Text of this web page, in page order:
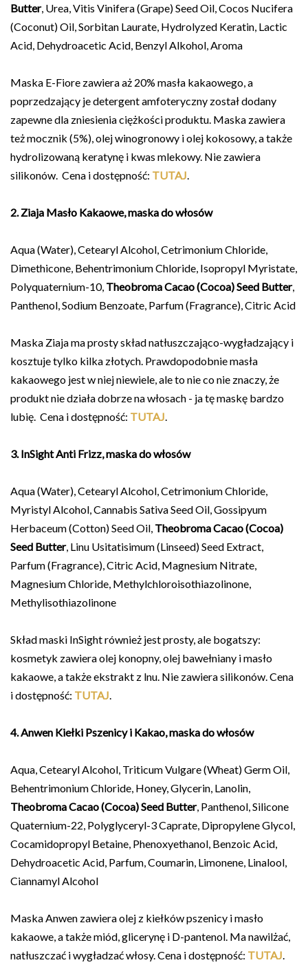
Butter, Urea, Vitis Vinifera (Grape) Seed Oil, Cocos Nucifera
(Coconut) Oil, Sorbitan Laurate, Hydrolyzed Keratin, Lactic
Acid, Dehydroacetic Acid, Benzyl Alkohol, Aroma
Maska E-Fiore zawiera aż 20% masła kakaowego, a
poprzedzający je detergent amfoteryczny został dodany
zapewne dla zniesienia ciężkości produktu. Maska zawiera
też mocznik (5%), olej winogronowy i olej kokosowy, a także
hydrolizowaną keratynę i kwas mlekowy. Nie zawiera
silikonów. Cena i dostępność: TUTAJ.
2. Ziaja Masło Kakaowe, maska do włosów
Aqua (Water), Cetearyl Alcohol, Cetrimonium Chloride,
Dimethicone, Behentrimonium Chloride, Isopropyl Myristate,
Polyquaternium-10, Theobroma Cacao (Cocoa) Seed Butter,
Panthenol, Sodium Benzoate, Parfum (Fragrance), Citric Acid
Maska Ziaja ma prosty skład natłuszczająco-wygładzający i
kosztuje tylko kilka złotych. Prawdopodobnie masła
kakaowego jest w niej niewiele, ale to nie co nie znaczy, że
produkt nie działa dobrze na włosach - ja tę maskę bardzo
lubię. Cena i dostępność: TUTAJ.
3. InSight Anti Frizz, maska do włosów
Aqua (Water), Cetearyl Alcohol, Cetrimonium Chloride,
Myristyl Alcohol, Cannabis Sativa Seed Oil, Gossipyum
Herbaceum (Cotton) Seed Oil, Theobroma Cacao (Cocoa)
Seed Butter, Linu Usitatisimum (Linseed) Seed Extract,
Parfum (Fragrance), Citric Acid, Magnesium Nitrate,
Magnesium Chloride, Methylchloroisothiazolinone,
Methylisothiazolinone
Skład maski InSight również jest prosty, ale bogatszy:
kosmetyk zawiera olej konopny, olej bawełniany i masło
kakaowe, a także ekstrakt z lnu. Nie zawiera silikonów. Cena
i dostępność: TUTAJ.
4. Anwen Kiełki Pszenicy i Kakao, maska do włosów
Aqua, Cetearyl Alcohol, Triticum Vulgare (Wheat) Germ Oil,
Behentrimonium Chloride, Honey, Glycerin, Lanolin,
Theobroma Cacao (Cocoa) Seed Butter, Panthenol, Silicone
Quaternium-22, Polyglyceryl-3 Caprate, Dipropylene Glycol,
Cocamidopropyl Betaine, Phenoxyethanol, Benzoic Acid,
Dehydroacetic Acid, Parfum, Coumarin, Limonene, Linalool,
Ciannamyl Alcohol
Maska Anwen zawiera olej z kiełków pszenicy i masło
kakaowe, a także miód, glicerynę i D-pantenol. Ma nawilżać,
natłuszczać i wygładzać włosy. Cena i dostępność: TUTAJ.